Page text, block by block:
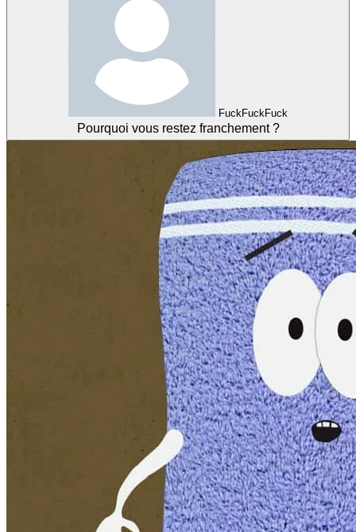
FuckFuckFuck
Pourquoi vous restez franchement ?